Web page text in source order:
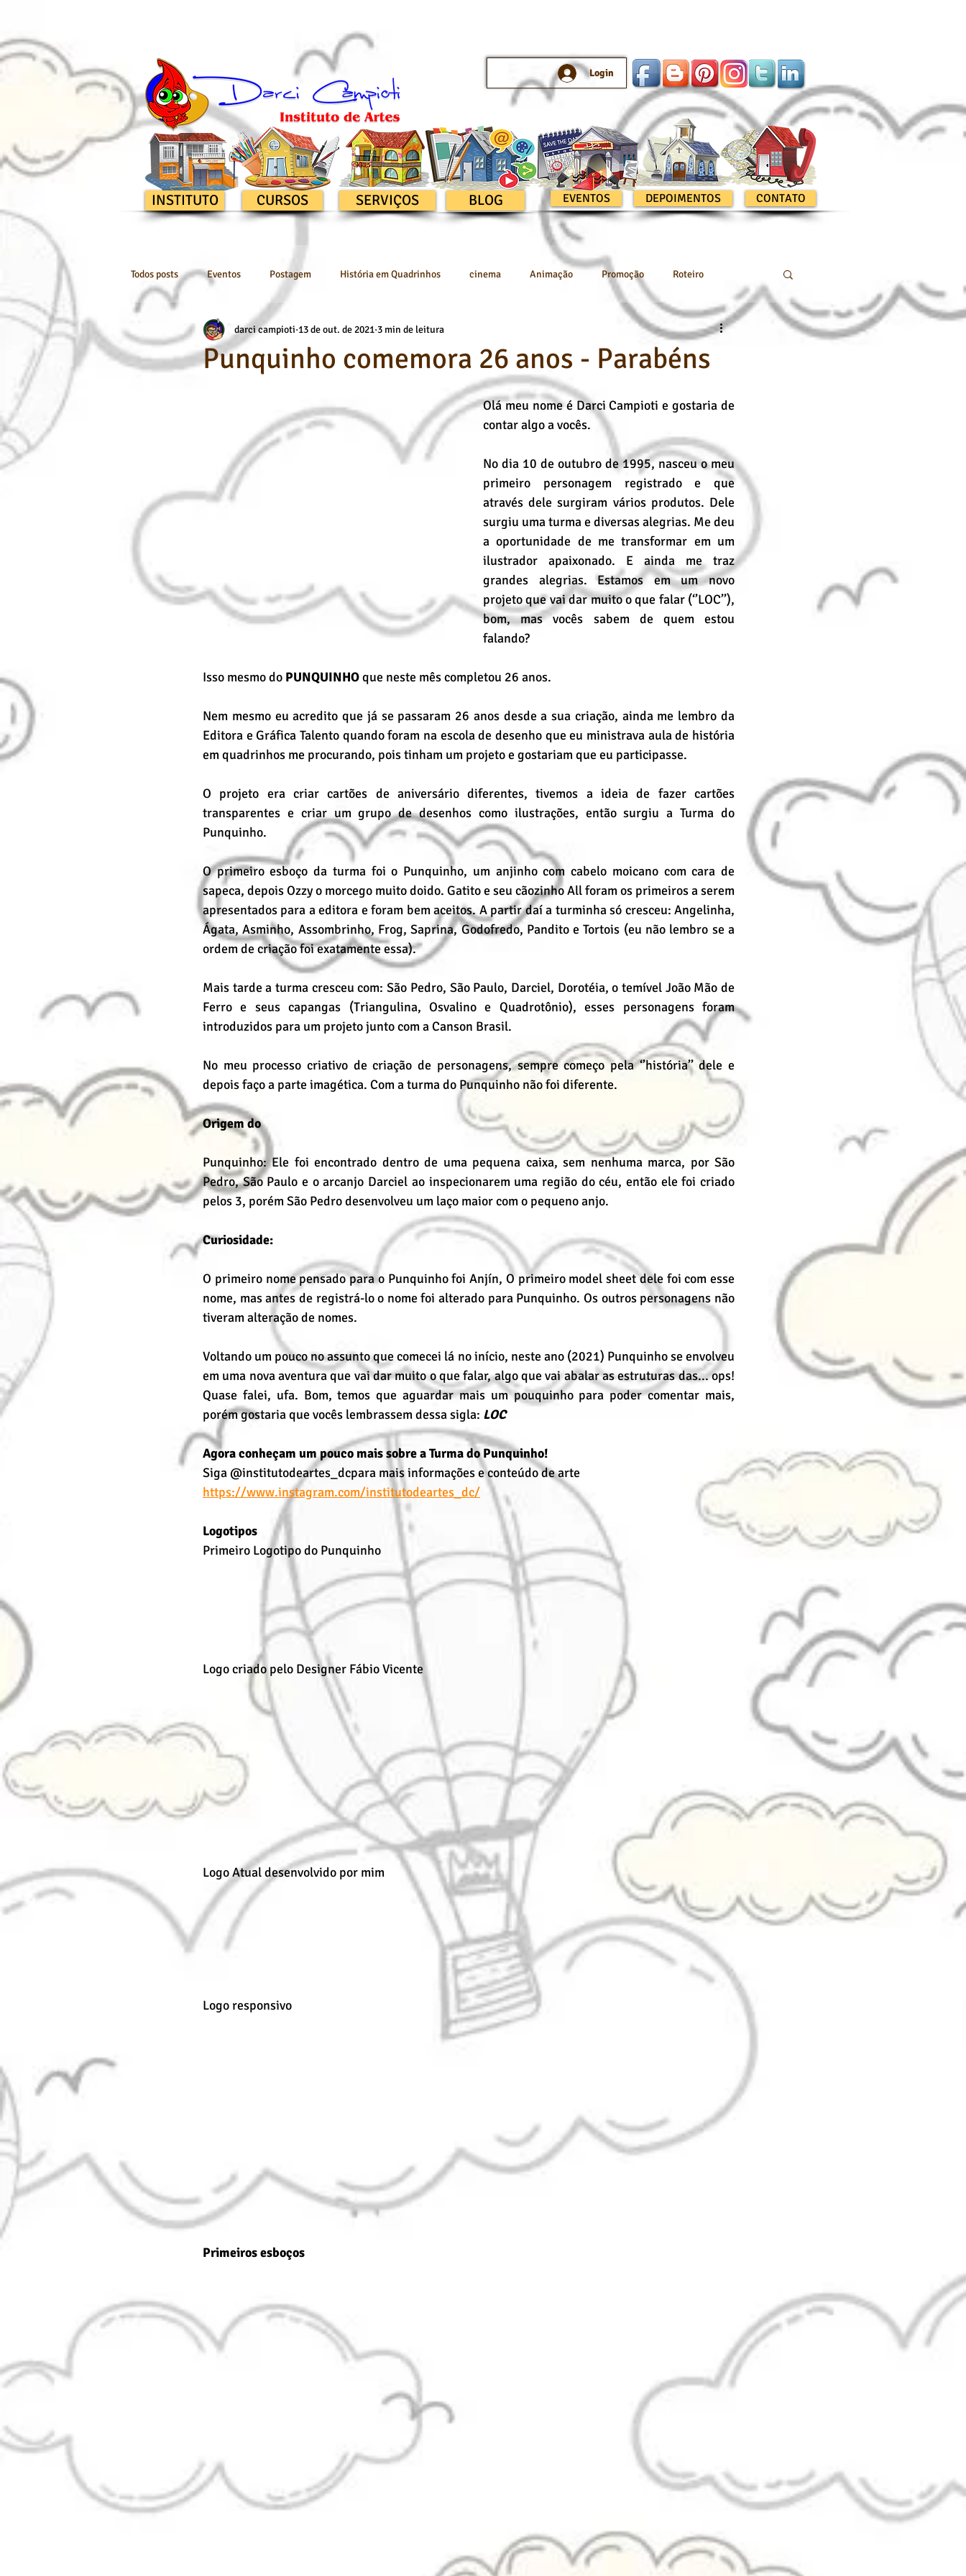
Login
INSTITUTO CURSOS SERVIÇOS BLOG EVENTOS DEPOIMENTOS CONTATO
Todos posts Eventos Postagem História em Quadrinhos cinema Animação Promoção Roteiro
Aerografia Habilidade Específica Básicos Kids deuses Cursos Online Desenho Básico
Cursos de Desenho Pintura a Óleo
Punquinho comemora 26 anos - Parabéns
darci campioti 13 de out. de 2021 3 min de leitura
Olá meu nome é Darci Campioti e gostaria de
contar algo a vocês.
No dia 10 de outubro de 1995, nasceu o meu
primeiro personagem registrado e que
através dele surgiram vários produtos. Dele
surgiu uma turma e diversas alegrias. Me deu
a oportunidade de me transformar em um
ilustrador apaixonado. E ainda me traz
grandes alegrias. Estamos em um novo
projeto que vai dar muito o que falar (‘’LOC’’),
bom, mas vocês sabem de quem estou
falando?
Isso mesmo do PUNQUINHO que neste mês completou 26 anos.
Nem mesmo eu acredito que já se passaram 26 anos desde a sua criação, ainda me lembro da
Editora e Gráfica Talento quando foram na escola de desenho que eu ministrava aula de história
em quadrinhos me procurando, pois tinham um projeto e gostariam que eu participasse.
O projeto era criar cartões de aniversário diferentes, tivemos a ideia de fazer cartões
transparentes e criar um grupo de desenhos como ilustrações, então surgiu a Turma do
Punquinho.
O primeiro esboço da turma foi o Punquinho, um anjinho com cabelo moicano com cara de
sapeca, depois Ozzy o morcego muito doido. Gatito e seu cãozinho All foram os primeiros a serem
apresentados para a editora e foram bem aceitos. A partir daí a turminha só cresceu: Angelinha,
Ágata, Asminho, Assombrinho, Frog, Saprina, Godofredo, Pandito e Tortois (eu não lembro se a
ordem de criação foi exatamente essa).
Mais tarde a turma cresceu com: São Pedro, São Paulo, Darciel, Dorotéia, o temível João Mão de
Ferro e seus capangas (Triangulina, Osvalino e Quadrotônio), esses personagens foram
introduzidos para um projeto junto com a Canson Brasil.
No meu processo criativo de criação de personagens, sempre começo pela ‘’história’’ dele e
depois faço a parte imagética. Com a turma do Punquinho não foi diferente.
Origem do
Punquinho: Ele foi encontrado dentro de uma pequena caixa, sem nenhuma marca, por São
Pedro, São Paulo e o arcanjo Darciel ao inspecionarem uma região do céu, então ele foi criado
pelos 3, porém São Pedro desenvolveu um laço maior com o pequeno anjo.
Curiosidade:
O primeiro nome pensado para o Punquinho foi Anjín, O primeiro model sheet dele foi com esse
nome, mas antes de registrá-lo o nome foi alterado para Punquinho. Os outros personagens não
tiveram alteração de nomes.
Voltando um pouco no assunto que comecei lá no início, neste ano (2021) Punquinho se envolveu
em uma nova aventura que vai dar muito o que falar, algo que vai abalar as estruturas das... ops!
Quase falei, ufa. Bom, temos que aguardar mais um pouquinho para poder comentar mais,
porém gostaria que vocês lembrassem dessa sigla: LOC
Agora conheçam um pouco mais sobre a Turma do Punquinho!
Siga @institutodeartes_dcpara mais informações e conteúdo de arte
https://www.instagram.com/institutodeartes_dc/
Logotipos
Primeiro Logotipo do Punquinho
Logo criado pelo Designer Fábio Vicente
Logo Atual desenvolvido por mim
Logo responsivo
Primeiros esboços